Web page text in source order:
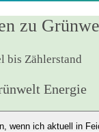
zu
bis Zählerstand
Energie
wenn ich aktuell in